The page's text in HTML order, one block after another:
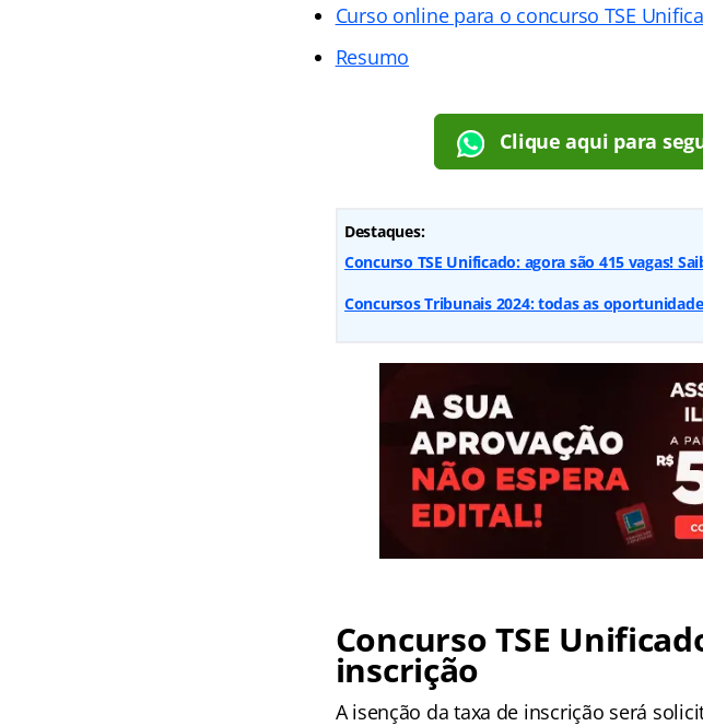
Curso online para o concurso TSE
Resumo
Clique aqui para
Destaques:
Concurso TSE Unificado: agora são 415 vagas!
Concursos Tribunais 2024: todas as
Concurso TSE
inscrição
A isenção da taxa de inscrição será